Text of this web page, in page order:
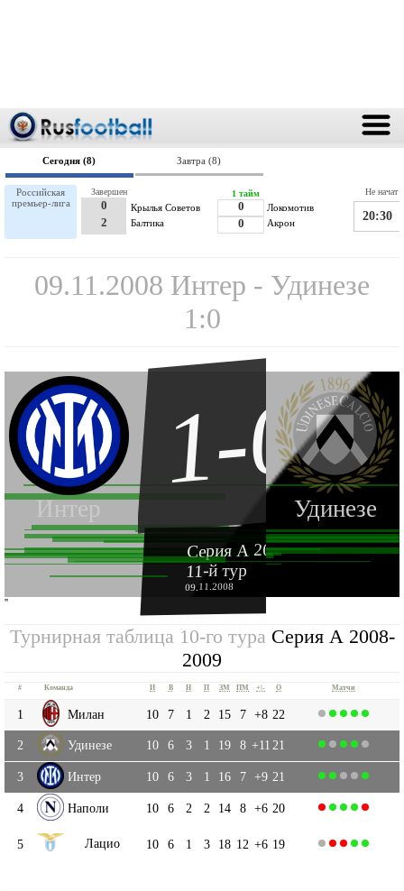
Сегодня (8) Завтра (8)
Российская
премьер-лига
Крылья Советов
0
2
Балтика
Завершен
Локомотив
0
0
Акрон
1 тайм
20:30
Не начат
09.11.2008 Интер - Удинезе
1:0
Интер Удинезе
1-0
Серия А 2008-2009
11-й тур
09.11.2008
''
Турнирная таблица 10-го тура Серия А 2008-
2009
# Команда И В Н П ЗМ ПМ +|- О Матчи
1 Милан 10 7 1 2 15 7 +8 22
2 Удинезе 10 6 3 1 19 8 +11 21
3 Интер 10 6 3 1 16 7 +9 21
4 Наполи 10 6 2 2 14 8 +6 20
5 Лацио 10 6 1 3 18 12 +6 19